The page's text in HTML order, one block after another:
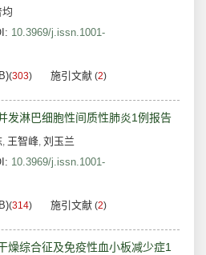
均
10.3969/j.issn.1001-
(303) 施引文献 (2)
发淋巴细胞性间质性肺炎1例报告
, 王智峰, 刘玉兰
10.3969/j.issn.1001-
(314) 施引文献 (2)
燥综合征及免疫性血小板减少症1